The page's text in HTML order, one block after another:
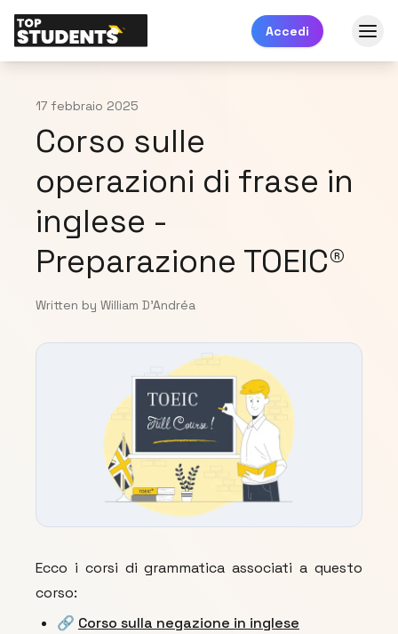
Accedi
17 febbraio 2025
Corso sulle
operazioni di frase in
inglese -
Preparazione TOEIC®
Written by William D'Andréa
Ecco i corsi di grammatica associati a questo
corso:
🔗 Corso sulla negazione in inglese